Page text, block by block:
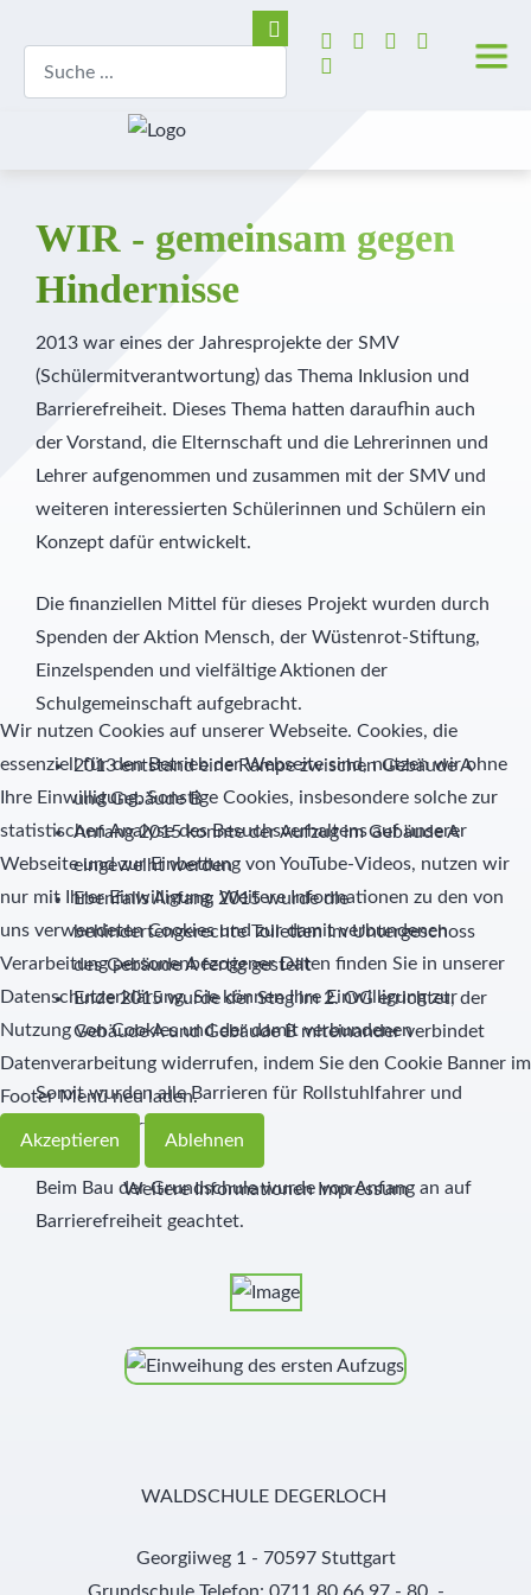
WIR - gemeinsam gegen
Hindernisse
2013 war eines der Jahresprojekte der SMV
(Schülermitverantwortung) das Thema Inklusion und
Barrierefreiheit. Dieses Thema hatten daraufhin auch
der Vorstand, die Elternschaft und die Lehrerinnen und
Lehrer aufgenommen und zusammen mit der SMV und
weiteren interessierten Schülerinnen und Schülern ein
Konzept dafür entwickelt.
Die finanziellen Mittel für dieses Projekt wurden durch
Spenden der Aktion Mensch, der Wüstenrot-Stiftung,
Einzelspenden und vielfältige Aktionen der
Schulgemeinschaft aufgebracht.
2013 entstand eine Rampe zwischen Gebäude A
und Gebäude B
Anfang 2015 konnte der Aufzug im Gebäude A
eingeweiht werden
Ebenfalls Anfang 2015 wurde die
behindertengerechte Toiletten im Untergeschoss
des Gebäude A fertig gestellt
Ende 2015 wurde der Steg im 2. OG errichtet, der
Gebäude A und Gebäude B miteinander verbindet
Somit wurden alle Barrieren für Rollstuhlfahrer und
Gehbehinderte beseitigt!
Beim Bau der Grundschule wurde von Anfang an auf
Barrierefreiheit geachtet.
WALDSCHULE DEGERLOCH
Georgiiweg 1 - 70597 Stuttgart
Grundschule Telefon: 0711 80 66 97 - 80 -
Wir nutzen Cookies auf unserer Webseite. Cookies, die
essenziell für den Betrieb der Webseite sind, nutzen wir ohne
Ihre Einwilligung. Sonstige Cookies, insbesondere solche zur
statistischen Analyse des Besuchsverhaltens auf unserer
Webseite und zur Einbettung von YouTube-Videos, nutzen wir
nur mit Ihrer Einwilligung. Weitere Informationen zu den von
uns verwendeten Cookies und zur damit verbundenen
Verarbeitung personenbezogener Daten finden Sie in unserer
Datenschutzerklärung. Sie können Ihre Einwilligung zur
Nutzung von Cookies und der damit verbundenen
Datenverarbeitung widerrufen, indem Sie den Cookie Banner im
Footer Menü neu laden.
Akzeptieren Ablehnen
Weitere Informationen Impressum
Montessori
MINT
Diabetes Typ 1
Gymnasium
Pädagogisch-didaktische Besonderheiten
Prävention
Veranstaltungshighlights
Presse
Geschichte der Waldschule
Pädagogische Unterstützung
Sekretariat
Schulkrankenschwestern
Elternbeirat
SMV
Freunde
Partner
Vormerkung